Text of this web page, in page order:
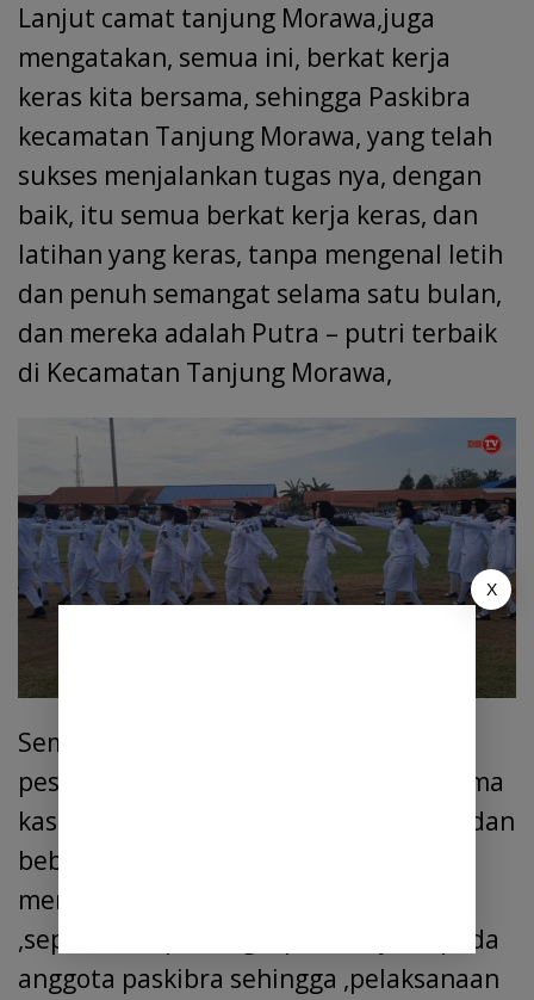
Lanjut camat tanjung Morawa,juga
mengatakan, semua ini, berkat kerja
keras kita bersama, sehingga Paskibra
kecamatan Tanjung Morawa, yang telah
sukses menjalankan tugas nya, dengan
baik, itu semua berkat kerja keras, dan
latihan yang keras, tanpa mengenal letih
dan penuh semangat selama satu bulan,
dan mereka adalah Putra – putri terbaik
di Kecamatan Tanjung Morawa,
Sementara itu, salah satu orang tua
peserta paskibra, mengucapakan, terima
kasih kepada Camat tanjung morawa, dan
beberapa kepala desa yang telah
memberikan pasilitas ,seperti pakaian
,sepatu dan perlengkapan lainya kepada
anggota paskibra sehingga ,pelaksanaan
X